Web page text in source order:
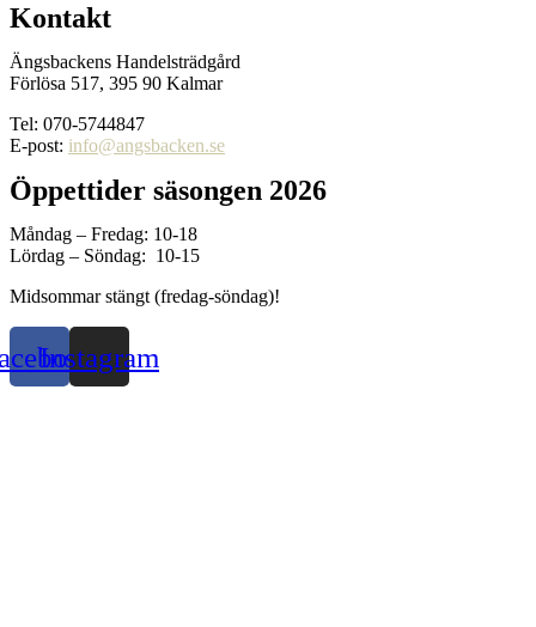
Kontakt
Ängsbackens Handelsträdgård
Förlösa 517, 395 90 Kalmar
Tel: 070-5744847
E-post: info@angsbacken.se
Öppettider säsongen 2026
Måndag – Fredag: 10-18
Lördag – Söndag: 10-15
Midsommar stängt (fredag-söndag)!
Instagram